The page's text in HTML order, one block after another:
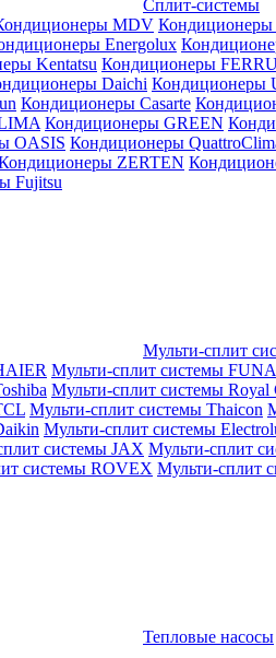
Сплит-системы
MDV Кондиционеры
Energolux
Kentatsu Кондиционеры
Daichi Кондиционеры
Кондиционеры Casarte
Кондиционеры GREEN
OASIS Кондиционеры
ZERTEN
Fujitsu
Мульти-сплит
Мульти-сплит системы
Мульти-сплит системы Royal
Мульти-сплит системы Thaicon
Мульти-сплит системы
системы JAX Мульти-сплит
системы ROVEX Мульти-сплит
Тепловые насосы